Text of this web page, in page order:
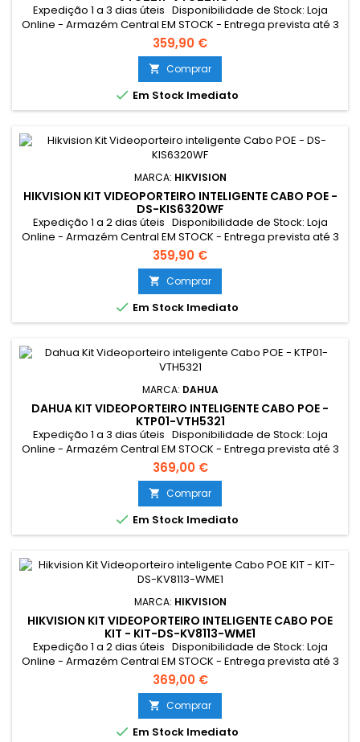
Expedição 1 a 3 dias úteis Disponibilidade de Stock: Loja
Online - Armazém Central EM STOCK - Entrega prevista até 3
dias úteis Loja Braga - Rua António Fernandes Ferreira
Gomes SEM STOCK - Por encomenda - chegada até 2 dias
úteis
359,90 €
 Comprar
 Em Stock Imediato
MARCA: HIKVISION
HIKVISION KIT VIDEOPORTEIRO INTELIGENTE CABO POE -
DS-KIS6320WF
Expedição 1 a 2 dias úteis Disponibilidade de Stock: Loja
Online - Armazém Central EM STOCK - Entrega prevista até 3
dias úteis Loja Braga - Rua António Fernandes Ferreira
Gomes EM STOCK
359,90 €
 Comprar
 Em Stock Imediato
MARCA: DAHUA
DAHUA KIT VIDEOPORTEIRO INTELIGENTE CABO POE -
KTP01-VTH5321
Expedição 1 a 3 dias úteis Disponibilidade de Stock: Loja
Online - Armazém Central EM STOCK - Entrega prevista até 3
dias úteis Loja Braga - Rua António Fernandes Ferreira
Gomes SEM STOCK - Por encomenda - chegada até 2 dias
úteis Resumo: *Conexão Monitor e Intercomunicador
Exterior: Cabo UTP POE Tocaram à campainha quando não
estava em casa? A...
369,00 €
 Comprar
 Em Stock Imediato
MARCA: HIKVISION
HIKVISION KIT VIDEOPORTEIRO INTELIGENTE CABO POE
KIT - KIT-DS-KV8113-WME1
Expedição 1 a 2 dias úteis Disponibilidade de Stock: Loja
Online - Armazém Central EM STOCK - Entrega prevista até 3
dias úteis Loja Braga - Rua António Fernandes Ferreira
Gomes EM STOCK Resumo: *Conexão Monitor e
Intercomunicador Exterior: Cabo UTP POE Tocaram à
campainha quando não estava em casa? A encomenda
não foi entregue pelo mesmo...
369,00 €
 Comprar
 Em Stock Imediato